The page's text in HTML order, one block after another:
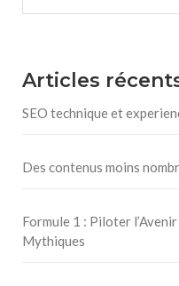
Articles
SEO technique et
Des contenus moins
Formule 1 : Piloter
Mythiques